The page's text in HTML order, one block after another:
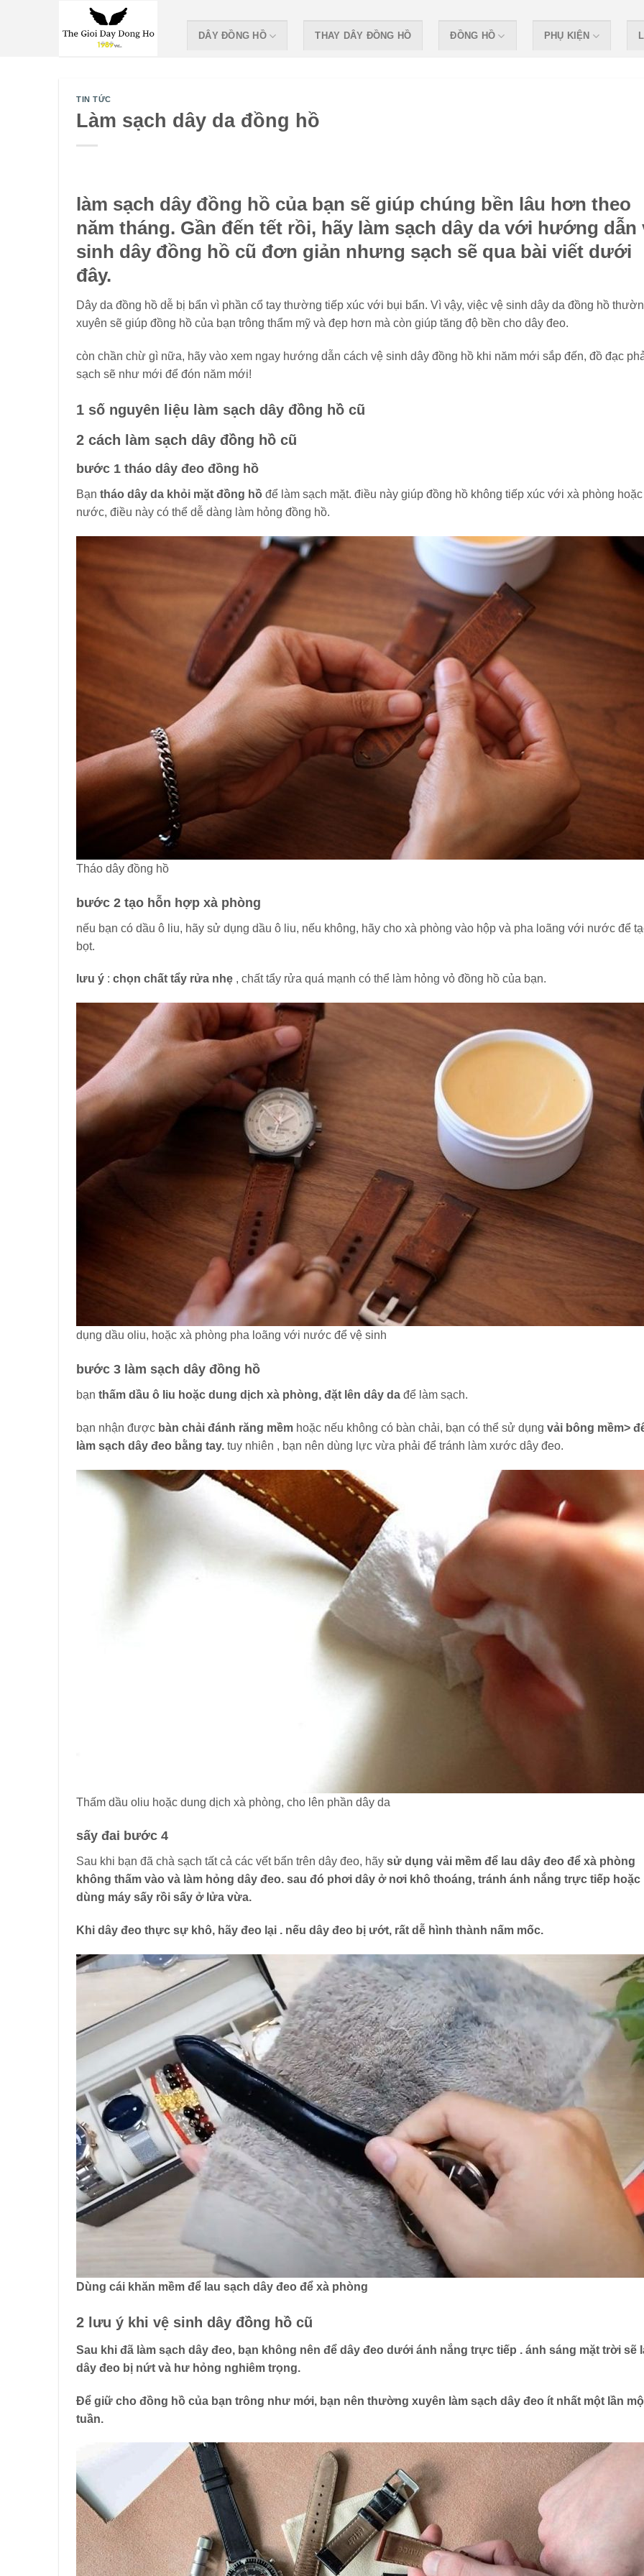
DÂY ĐỒNG HỒ THAY DÂY ĐỒNG HỒ ĐỒNG HỒ PHỤ KIỆN
TIN TỨC
Làm sạch dây da đồng hồ
làm sạch dây đồng hồ của bạn sẽ giúp chúng bền lâu hơn theo
năm tháng. Gần đến tết rồi, hãy làm sạch dây da với hướng dẫn
sinh dây đồng hồ cũ đơn giản nhưng sạch sẽ qua bài viết dưới
đây.
Dây da đồng hồ dễ bị bẩn vì phần cổ tay thường tiếp xúc với bụi bẩn. Vì vậy, việc vệ sinh dây da đồng hồ
xuyên sẽ giúp đồng hồ của bạn trông thẩm mỹ và đẹp hơn mà còn giúp tăng độ bền cho dây đeo.
còn chần chừ gì nữa, hãy vào xem ngay hướng dẫn cách vệ sinh dây đồng hồ khi năm mới sắp đến, đồ đạc
sạch sẽ như mới để đón năm mới!
1 số nguyên liệu làm sạch dây đồng hồ cũ
2 cách làm sạch dây đồng hồ cũ
bước 1 tháo dây đeo đồng hồ
Bạn tháo dây da khỏi mặt đồng hồ để làm sạch mặt. điều này giúp đồng hồ không tiếp xúc với xà phòng hoặc
nước, điều này có thể dễ dàng làm hỏng đồng hồ.
Tháo dây đồng hồ
bước 2 tạo hỗn hợp xà phòng
nếu bạn có dầu ô liu, hãy sử dụng dầu ô liu, nếu không, hãy cho xà phòng vào hộp và pha loãng với nước để
bọt.
lưu ý : chọn chất tẩy rửa nhẹ , chất tẩy rửa quá mạnh có thể làm hỏng vỏ đồng hồ của bạn.
dụng dầu oliu, hoặc xà phòng pha loãng với nước để vệ sinh
bước 3 làm sạch dây đồng hồ
bạn thấm dầu ô liu hoặc dung dịch xà phòng, đặt lên dây da để làm sạch.
bạn nhận được bàn chải đánh răng mềm hoặc nếu không có bàn chải, bạn có thể sử dụng vải bông mềm>
làm sạch dây đeo bằng tay. tuy nhiên , bạn nên dùng lực vừa phải để tránh làm xước dây đeo.
Thấm dầu oliu hoặc dung dịch xà phòng, cho lên phần dây da
sấy đai bước 4
Sau khi bạn đã chà sạch tất cả các vết bẩn trên dây đeo, hãy sử dụng vải mềm để lau dây đeo để xà phòng
không thấm vào và làm hỏng dây đeo. sau đó phơi dây ở nơi khô thoáng, tránh ánh nắng trực tiếp hoặc
dùng máy sấy rồi sấy ở lửa vừa.
Khi dây đeo thực sự khô, hãy đeo lại . nếu dây đeo bị ướt, rất dễ hình thành nấm mốc.
Dùng cái khăn mềm để lau sạch dây đeo để xà phòng
2 lưu ý khi vệ sinh dây đồng hồ cũ
Sau khi đã làm sạch dây đeo, bạn không nên để dây đeo dưới ánh nắng trực tiếp . ánh sáng mặt trời sẽ
dây đeo bị nứt và hư hỏng nghiêm trọng.
Để giữ cho đồng hồ của bạn trông như mới, bạn nên thường xuyên làm sạch dây đeo ít nhất một lần
tuần.